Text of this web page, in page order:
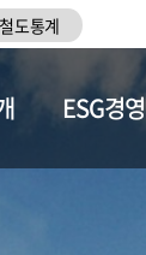
도통계
ESG경영